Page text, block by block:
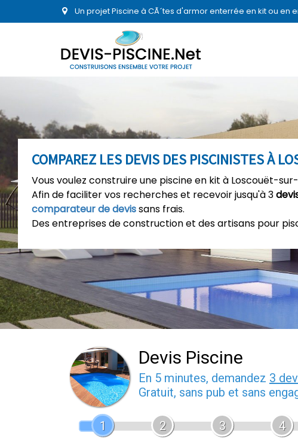
Un projet Piscine à CÃ´tes d'armor enterrée en kit ou en
COMPAREZ LES DEVIS DES PISCINISTES À
Vous voulez construire une piscine en kit à Loscouët-
Afin de faciliter vos recherches et recevoir jusqu'à 3
comparateur de devissans frais.
Des entreprises de construction et des artisans pour
Devis Piscine
En 5 minutes, demandez 3
Gratuit, sans pub et sans
1 2 3 4